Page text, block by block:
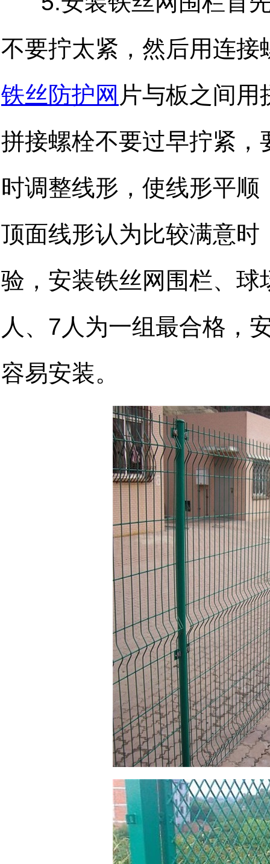
不要拧太紧，然后用连
铁丝防护网 片与板之间
拼接螺栓不要过早拧紧
时调整线形，使线形平
顶面线形认为比较满意
验，安装铁丝网围栏、 球
人、7人为一组最合格，
容易安装。